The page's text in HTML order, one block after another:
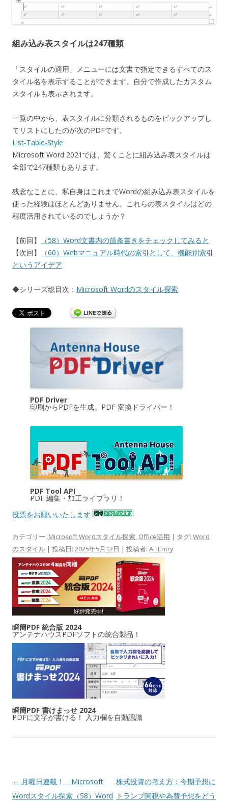
組み込み表スタイルは247種類
「スタイルの適用」メニューには文書で指定できるすべてのス
タイル名を表示することができます。自分で作成したカスタム
スタイルも表示されます。
一覧の中から、表スタイルに分類されるものをピックアップし
てリストにしたのが次のPDFです。
List-Table-Style
Microsoft Word 2021では、驚くことに組み込み表スタイルは
全部で247種類もあります。
残念なことに、私自身はこれまでWordの組み込み表スタイルを
使った経験はほとんどありません。これらの表スタイルはどの
程度活用されているのでしょうか？
【前回】
（58）Word文書内の箇条書きをチェックしてみると
【次回】
（60）Webマニュアル時代の索引として、機能別索引
というアイデア
◆シリーズ総目次： Microsoft Wordのスタイル探索
PDF Driver
印刷からPDFを生成。PDF 変換ドライバー！
PDF Tool API
PDF 編集・加工ライブラリ！
投票をお願いいたします
カテゴリー: Microsoft Wordスタイル探索 Office活用 | タグ: Word
のスタイル | 投稿日: 2025年5月12日 | 投稿者: AHEntry
瞬簡PDF 統合版 2024
アンテナハウスPDFソフトの統合製品！
瞬簡PDF 書けまっせ 2024
PDFに文字が書ける！ 入力欄を自動認識
投稿ナビゲーション
← 月曜日連載！ Microsoft
Wordスタイル探索（58）Word
株式投資の考え方：今期予想に
トランプ関税や為替予想をどう